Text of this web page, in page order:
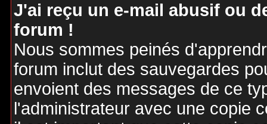
J'ai reçu un e-mail abusif ou
forum !
Nous sommes peinés
forum inclut des sauvegardes
envoient des messages de ce
l'administrateur avec une copie